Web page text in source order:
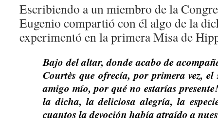
Escribiendo a un miembro de la
Eugenio compartió con él algo de la
experimentó en la primera Misa de
Bajo del altar, donde acabo de
Courtès que ofrecía, por primera vez,
amigo mío, por qué no estarías
la dicha, la deliciosa alegría, la
cuantos la devoción había atraído a